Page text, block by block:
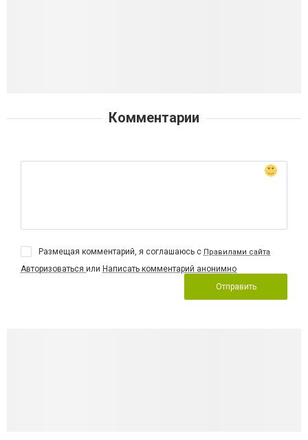
Комментарии
Размещая комментарий, я соглашаюсь с Правилами сайта
Авторизоваться или Написать комментарий анонимно
Отправить